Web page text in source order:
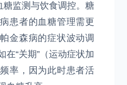
监测与饮食调控。糖
患者的血糖管理需更
金森病的症状波动调
在“关期”（运动症状加
率，因为此时患者活